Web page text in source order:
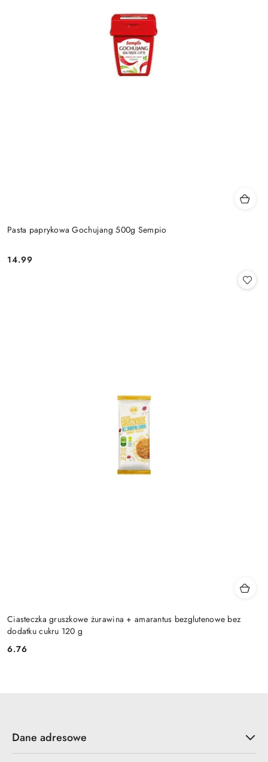
Pasta paprykowa Gochujang 500g Sempio
Cena:
14.99
Ciasteczka gruszkowe żurawina + amarantus bezglutenowe bez
dodatku cukru 120 g
Cena:
6.76
Dane adresowe